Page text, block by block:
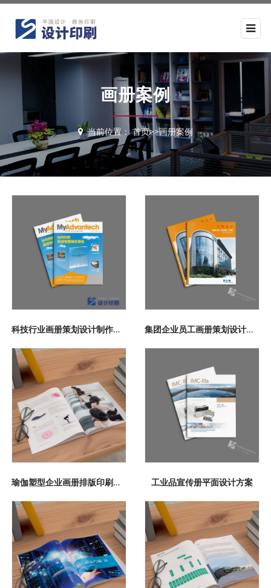
画册案例
当前位置：首页>>画册案例
科技行业画册策划设计制作案例 集团企业员工画册策划设计印刷案例
瑜伽塑型企业画册排版印刷鉴赏案例 工业品宣传册平面设计方案